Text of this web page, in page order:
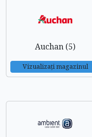
Auchan (5)
Vizualizați magazinul